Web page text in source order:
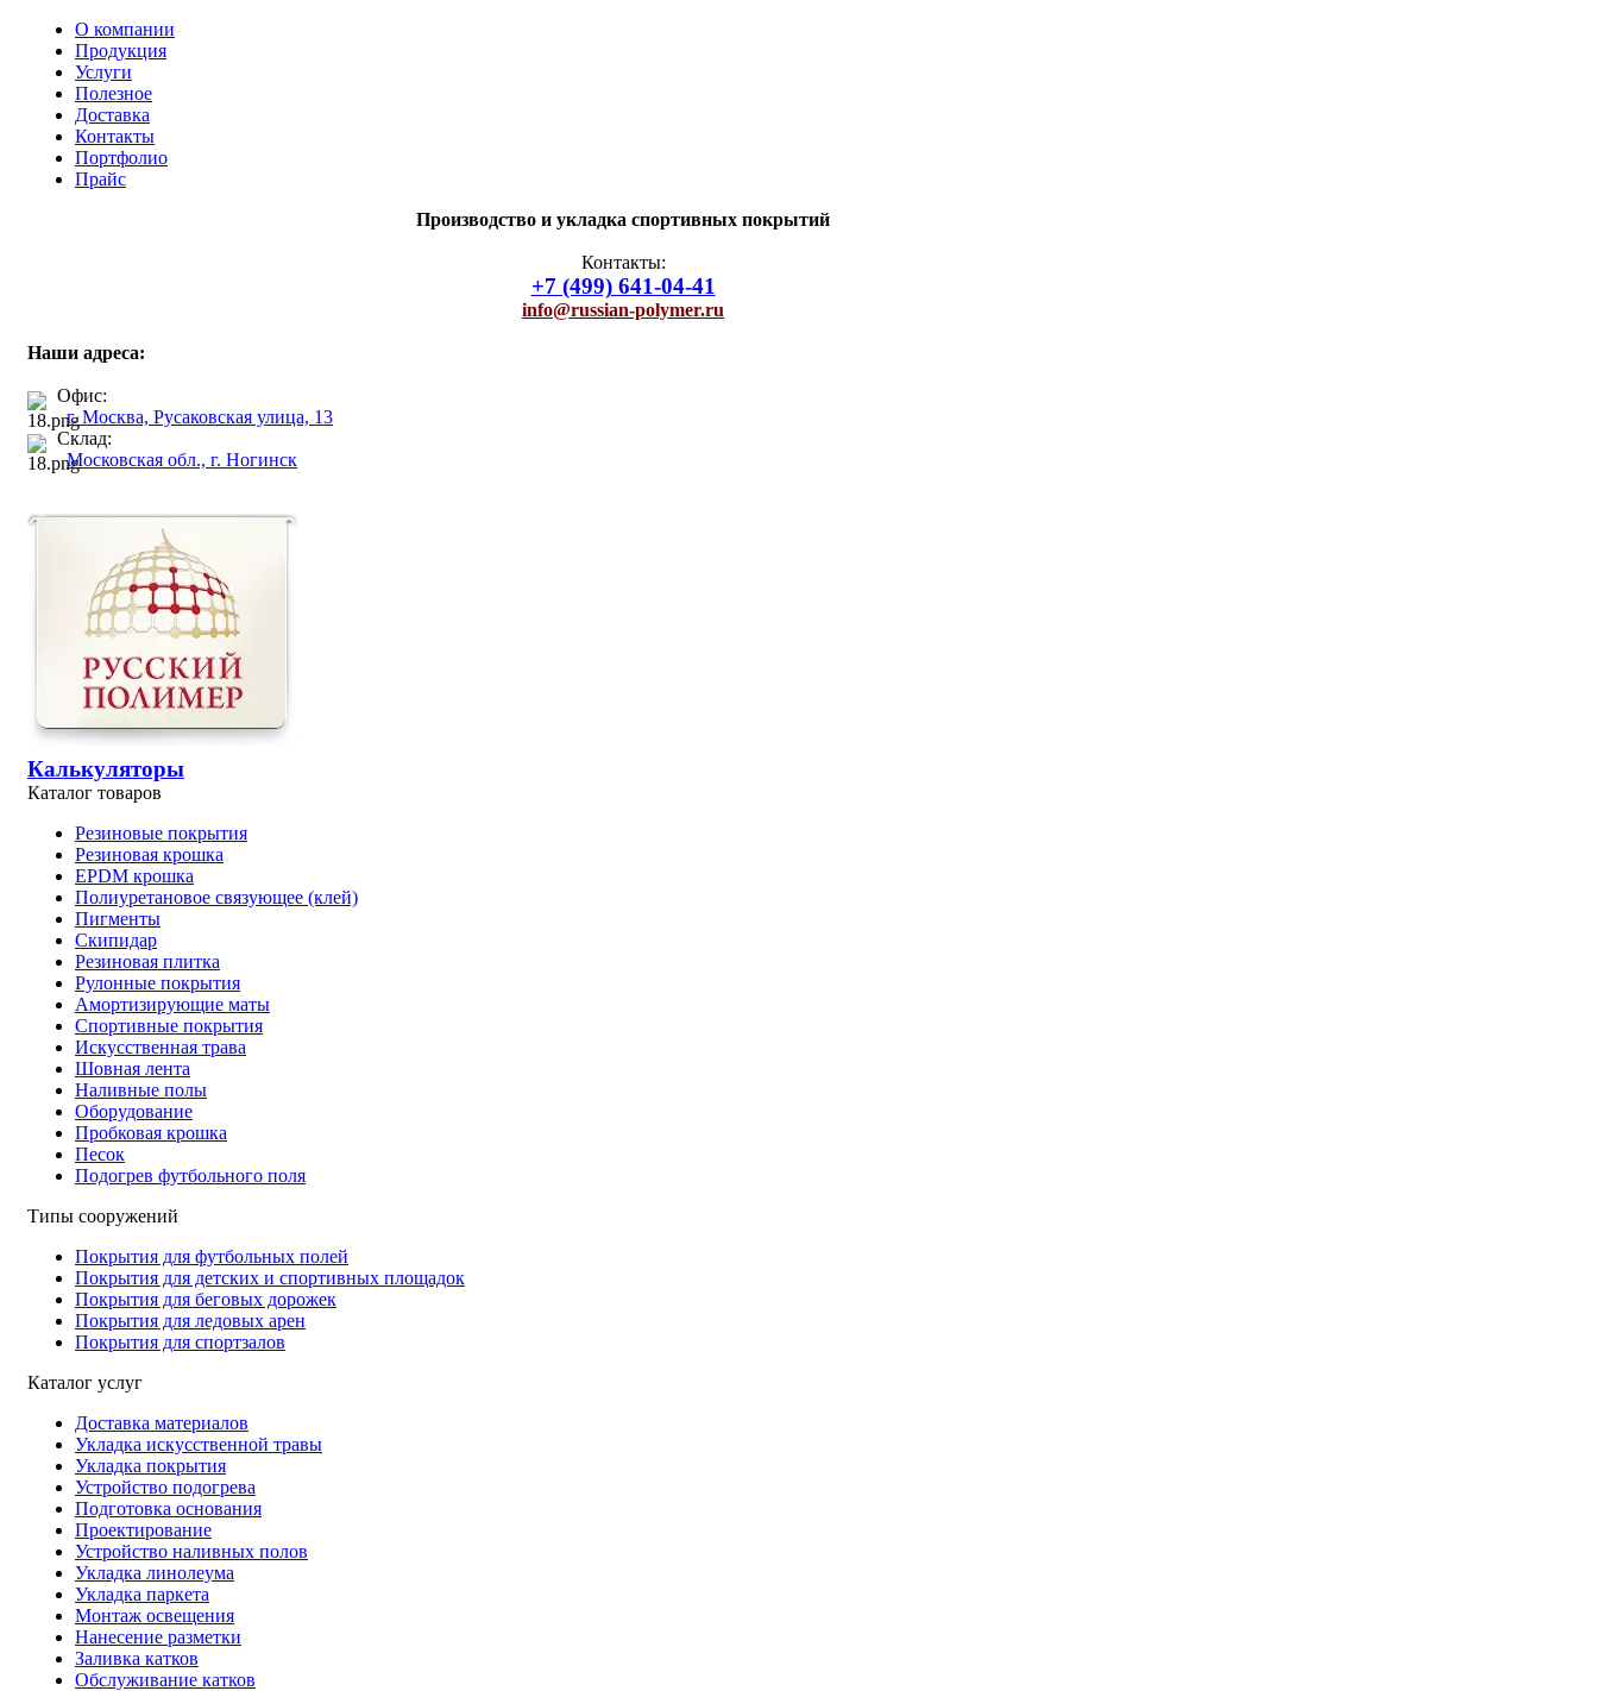
О компании
Продукция
Услуги
Полезное
Доставка
Контакты
Портфолио
Прайс
Производство и укладка спортивных покрытий
Контакты:
+7 (499) 641-04-41
info@russian-polymer.ru
Наши адреса:
Офис:
г. Москва, Русаковская улица, 13
Склад:
Московская обл., г. Ногинск
Калькуляторы
Каталог товаров
Резиновые покрытия
Резиновая крошка
EPDM крошка
Полиуретановое связующее (клей)
Пигменты
Скипидар
Резиновая плитка
Рулонные покрытия
Амортизирующие маты
Спортивные покрытия
Искусственная трава
Шовная лента
Наливные полы
Оборудование
Пробковая крошка
Песок
Подогрев футбольного поля
Типы сооружений
Покрытия для футбольных полей
Покрытия для детских и спортивных площадок
Покрытия для беговых дорожек
Покрытия для ледовых арен
Покрытия для спортзалов
Каталог услуг
Доставка материалов
Укладка искусственной травы
Укладка покрытия
Устройство подогрева
Подготовка основания
Проектирование
Устройство наливных полов
Укладка линолеума
Укладка паркета
Монтаж освещения
Нанесение разметки
Заливка катков
Обслуживание катков